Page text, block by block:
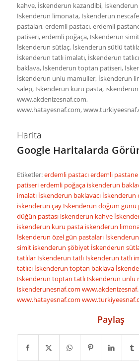
kahve, İskenderun kazandibi,
İskenderun limonata, İskenderun
pastaları, erdemli pastacı, erdemli
patiseri, erdemli poğaça, İskenderun
İskenderun sütlaç, İskenderun sütlü
İskenderun tatlı imalatı, İskenderun
baklava, İskenderun toptan patiseri,
İskenderun unlu mamuller, İskenderun
salep, İskenderun kuru pasta,
www.akdenizesnaf.com,
www.hatayesnaf.com,
Harita
Google Haritalarda
Etiketler:erdemli pastacıerdemli pastane
patiserierdemli poğaça iskenderun
imalatı İskenderun baklavacı İskenderun
iskenderun çay İskenderun doğum günü
düğün pastası iskenderun kahve
iskenderun kuru pasta iskenderun
İskenderun özel gün pastaları
simit iskenderun şöbiyet İskenderun
tatlılar İskenderun tatlı İskenderun tatlı
tatlıcı İskenderun toptan baklava
İskenderun toptan tatlı İskenderun unlu
iskenderunesnaf.com
www.hatayesnaf.com
Paylaş